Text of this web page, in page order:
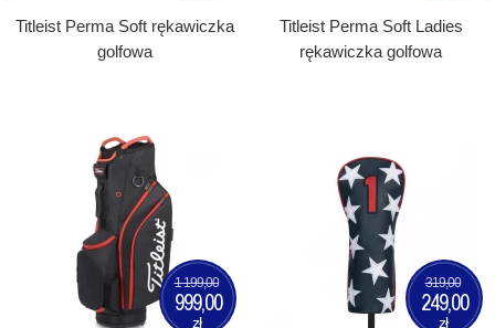
Titleist Perma Soft rękawiczka
golfowa
Titleist Perma Soft Ladies
rękawiczka golfowa
1 199,00
999,00
zł
319,00
249,00
zł